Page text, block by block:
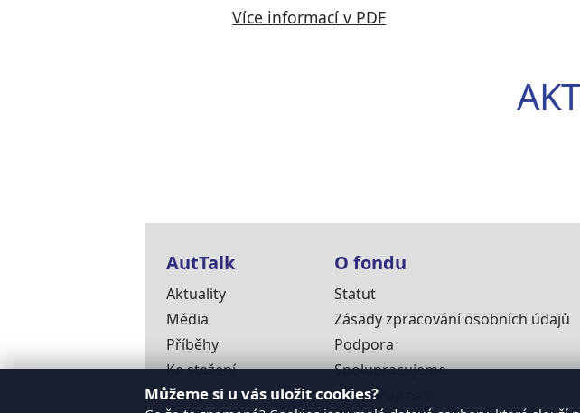
Více informací v PDF
Můžeme si u vás uložit cookies?
AutTalk
Aktuality
Média
Příběhy
Ke stažení
O fondu
Statut
Zásady zpracování osobních údajů
Podpora
Spolupracujeme
Podporují nás